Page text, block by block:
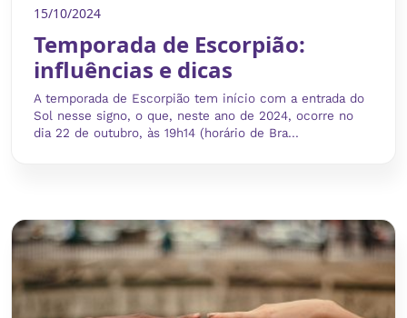
15/10/2024
Temporada de Escorpião:
influências e dicas
A temporada de Escorpião tem início com a entrada do
Sol nesse signo, o que, neste ano de 2024, ocorre no
dia 22 de outubro, às 19h14 (horário de Bra...